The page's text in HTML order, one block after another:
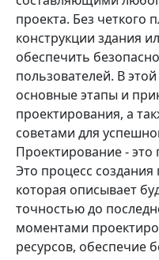
проекта. Без четкого
конструкции здания
обеспечить
пользователей. В
основные этапы и
проектирования, а
советами для
Проектирование - это
Это процесс
которая описывает
точностью до
моментами
ресурсов, обеспечие